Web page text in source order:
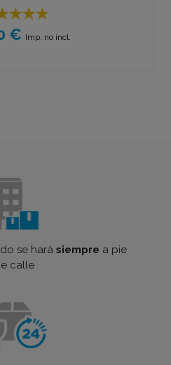
€ Imp. no incl.
se hará siempre a pie
calle